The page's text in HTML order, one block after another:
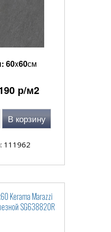
60x60см
р/м2
В корзину
111962
Kerama Marazzi
SG638820R